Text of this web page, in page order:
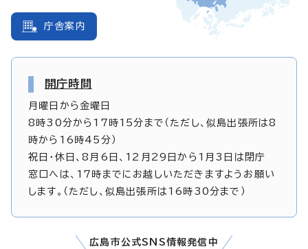
庁舎案内
開庁時間
月曜日から金曜日
8時30分から17時15分まで（ただし、似島出張所は8
時から16時45分）
祝日・休日、8月6日、12月29日から1月3日は閉庁
窓口へは、17時までにお越しいただきますようお願い
します。（ただし、似島出張所は16時30分まで）
広島市公式SNS情報発信中